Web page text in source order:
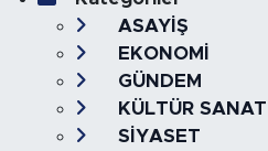
ASAYİŞ
EKONOMİ
GÜNDEM
KÜLTÜR SANAT
SİYASET